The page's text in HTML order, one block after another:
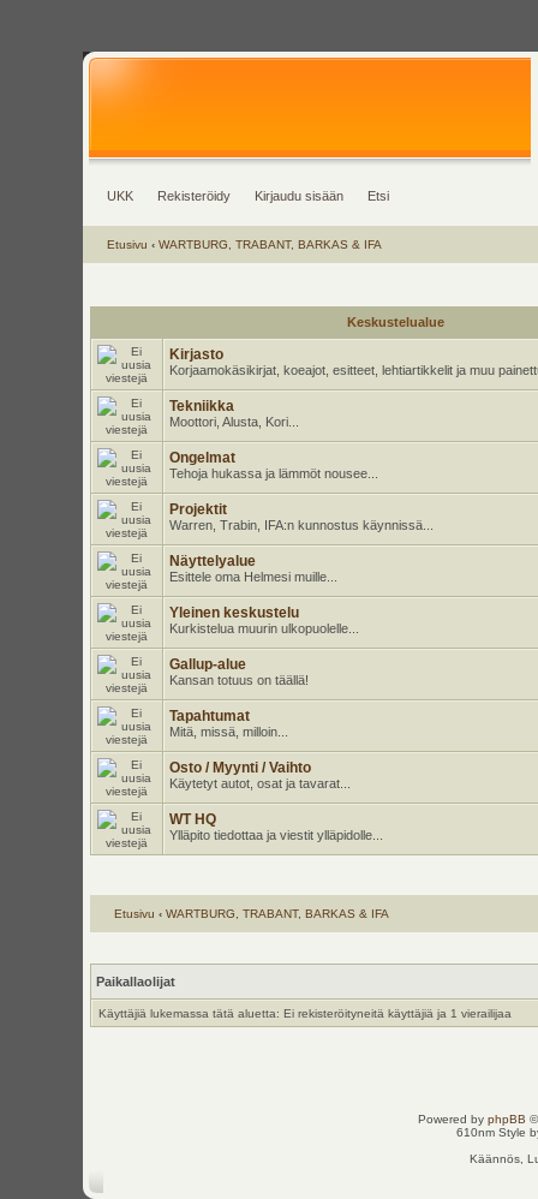
UKK Rekisteröidy Kirjaudu sisään Etsi
Etusivu ‹ WARTBURG, TRABANT, BARKAS & IFA
Keskustelualue
Kirjasto
Korjaamokäsikirjat, koeajot, esitteet, lehtiartikkelit ja muu
Tekniikka
Moottori, Alusta, Kori...
Ongelmat
Tehoja hukassa ja lämmöt nousee...
Projektit
Warren, Trabin, IFA:n kunnostus käynnissä...
Näyttelyalue
Esittele oma Helmesi muille...
Yleinen keskustelu
Kurkistelua muurin ulkopuolelle...
Gallup-alue
Kansan totuus on täällä!
Tapahtumat
Mitä, missä, milloin...
Osto / Myynti / Vaihto
Käytetyt autot, osat ja tavarat...
WT HQ
Ylläpito tiedottaa ja viestit ylläpidolle...
Etusivu ‹ WARTBURG, TRABANT, BARKAS & IFA
Paikallaolijat
Käyttäjiä lukemassa tätä aluetta: Ei rekisteröityneitä käyttäjiä ja 1 vierailijaa
Powered by phpBB
610nm Style
Käännös,